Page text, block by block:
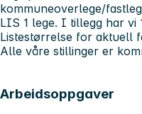
kommuneoverlege/
LIS 1 lege. I tillegg har vi
Listestørrelse for aktuell
Alle våre stillinger er
Arbeidsoppgaver